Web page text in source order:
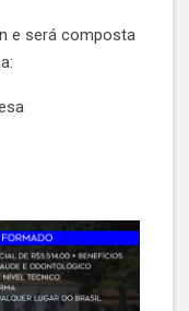
e será composta